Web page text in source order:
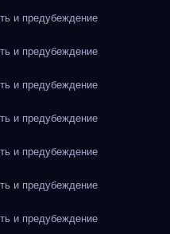
и предубеждение
и предубеждение
и предубеждение
и предубеждение
и предубеждение
и предубеждение
и предубеждение